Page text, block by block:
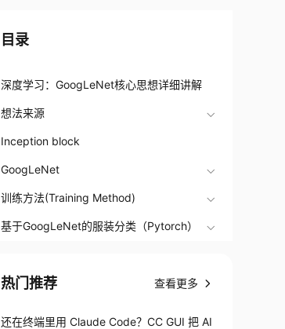
目录
深度学习：GoogLeNet核心思想详细讲解
想法来源
Inception block
GoogLeNet
训练方法(Training Method)
基于GoogLeNet的服装分类（Pytorch）
热门推荐 查看更多
还在终端里用 Claude Code？CC GUI 把 AI